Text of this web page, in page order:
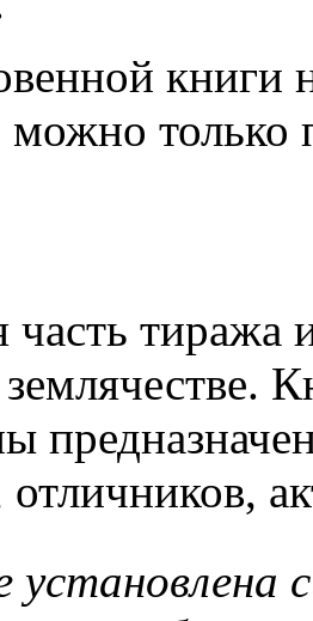
книги
можно
тиража
отличников,
установлена